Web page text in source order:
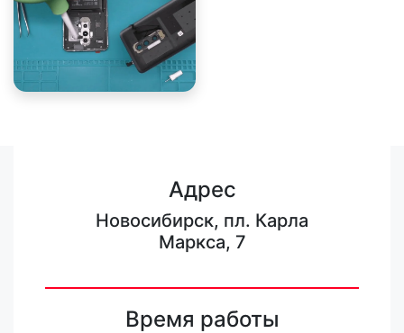
Адрес
Новосибирск, пл. Карла
Маркса, 7
Время работы